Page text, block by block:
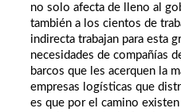
no solo afecta de lleno al
también a los cientos de
indirecta trabajan para esta
necesidades de compañías
barcos que les acerquen la
empresas logísticas que
es que por el camino